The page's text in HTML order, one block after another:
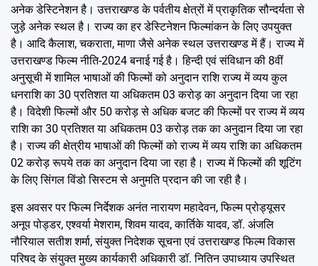
अनेक डेस्टिनेशन है। उत्तराखण्ड के पर्वतीय क्षेत्रों में प्राकृतिक सौन्दर्यता से
जुड़े अनेक स्थल है। राज्य का हर डेस्टिनेशन फिल्मांकन के लिए उपयुक्त
है। आदि कैलाश, चकराता, माणा जैसे अनेक स्थल उत्तराखण्ड में हैं। राज्य में
उत्तराखण्ड फिल्म नीति-2024 बनाई गई है। हिन्दी एवं संविधान की 8वीं
अनुसूची में शामिल भाषाओं की फिल्मों को अनुदान राशि राज्य में व्यय कुल
धनराशि का 30 प्रतिशत या अधिकतम 03 करोड़ का अनुदान दिया जा रहा
है। विदेशी फिल्मों और 50 करोड़ से अधिक बजट की फिल्मों पर राज्य में व्यय
राशि का 30 प्रतिशत या अधिकतम 03 करोड़ तक का अनुदान दिया जा रहा
है। राज्य की क्षेत्रीय भाषाओं की फिल्मों को राज्य में व्यय राशि का अधिकतम
02 करोड़ रूपये तक का अनुदान दिया जा रहा है। राज्य में फिल्मों की शूटिंग
के लिए सिंगल विंडो सिस्टम से अनुमति प्रदान की जा रही है।
इस अवसर पर फिल्म निर्देशक अनंत नारायण महादेवन, फिल्म प्रोड्यूसर
अनूप पोड्डर, एश्वर्या मेशराम, शिवम यादव, कार्तिके यादव, डॉ. अंजलि
नौरियाल सतीश शर्मा, संयुक्त निदेशक सूचना एवं उत्तराखण्ड फिल्म विकास
परिषद के संयुक्त मुख्य कार्यकारी अधिकारी डॉ. नितिन उपाध्याय उपस्थित